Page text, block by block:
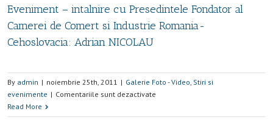
Eveniment – intalnire cu Presedintele Fondator al
Camerei de Comert si Industrie Romania-
Cehoslovacia: Adrian NICOLAU
By admin | noiembrie 25th, 2011 | Galerie Foto - Video Stiri si
evenimente | Comentariile sunt dezactivate
Read More